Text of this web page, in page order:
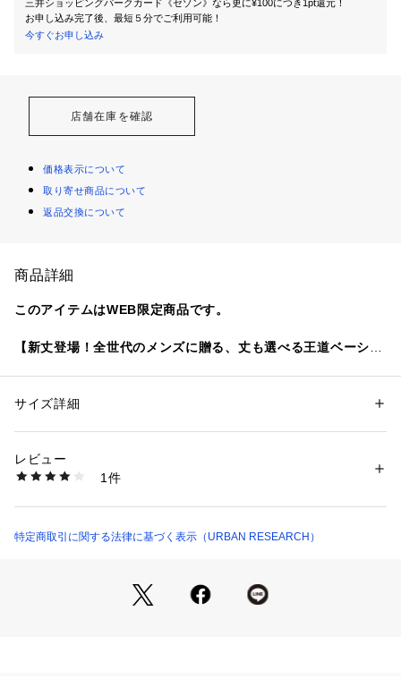
三井ショッピングパークカード《セゾン》なら更に¥100につき1pt還元！
お申し込み完了後、最短５分でご利用可能！
今すぐお申し込み
店舗在庫を確認
価格表示について
取り寄せ商品について
返品交換について
商品詳細
このアイテムはWEB限定商品です。
【新丈登場！全世代のメンズに贈る、丈も選べる王道ベーシッ
豊富な王道のカラーバリエーションと伸縮性のある素材、そし
従来の美脚シルエットはそのままに、ウエストサイズを基準に
選べるようになり、着こなしの幅が格段に広がりました。
アルの大定番として持っておくべきアイテム。
年代問わず着用できるサイジングと選べる丈感、コストパフォ
性別：メンズ
素材：ポリエステル64% 綿34% ポリウレタン2%
洗濯：-
※詳しい洗濯方法については、商品の品質表示タグをご覧ください
RA34-14M003 （ショップ）
サイズ詳細
レビュー
1件
特定商取引に関する法律に基づく表示（URBAN RESEARCH）